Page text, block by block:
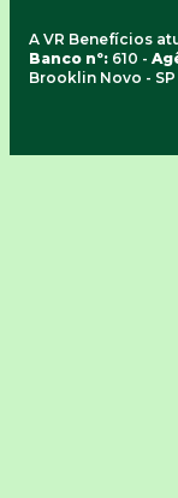
A VR Benefícios
Banco nº: 610 -
Brooklin Novo - SP